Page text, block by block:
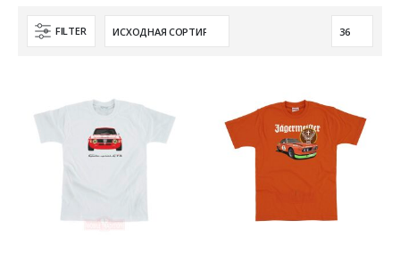
FILTER